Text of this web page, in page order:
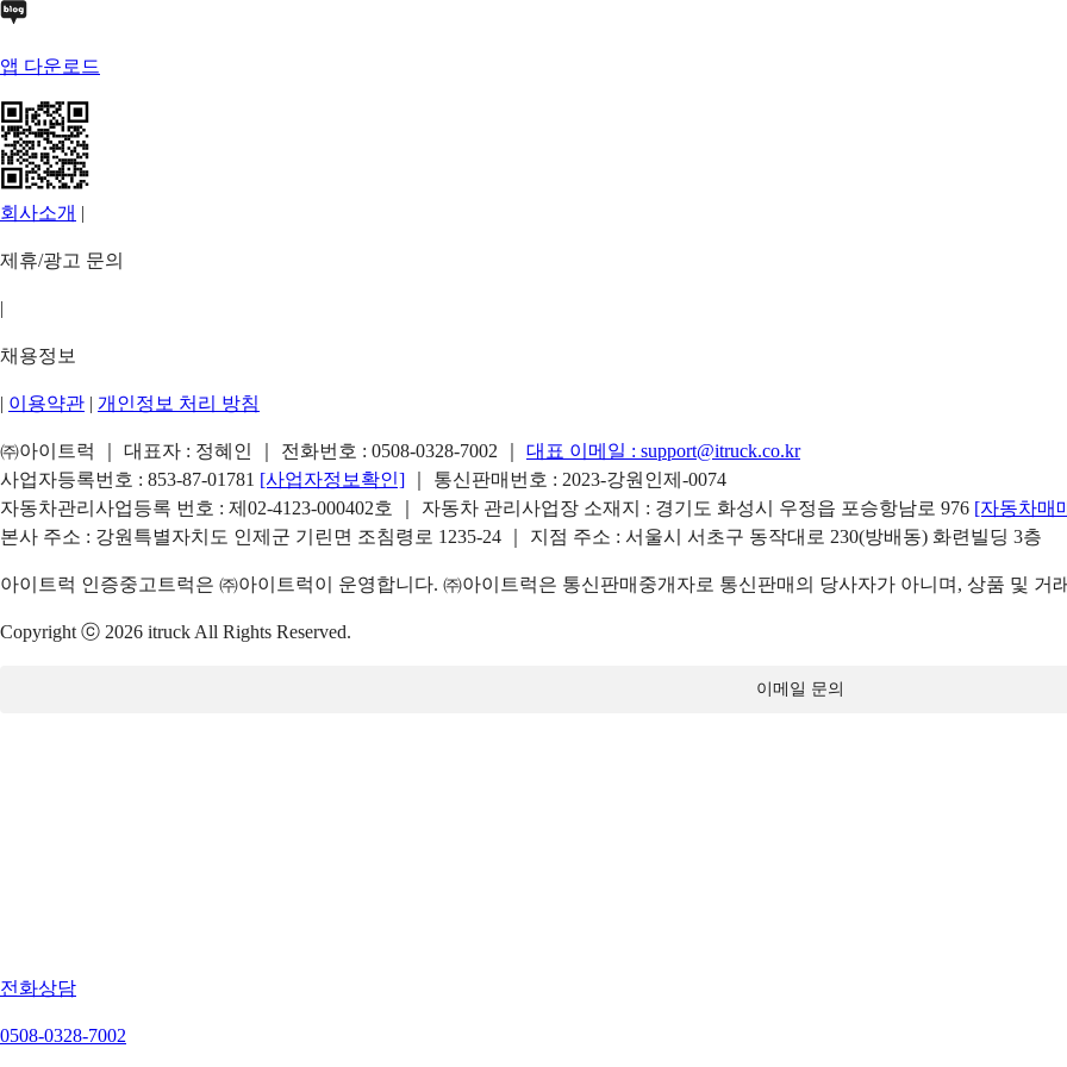
앱 다운로드
회사소개 |
제휴/광고 문의
|
채용정보
| 이용약관 | 개인정보 처리 방침
㈜아이트럭 ｜ 대표자 : 정혜인 ｜ 전화번호 : 0508-0328-7002 대표 이메일 : support@itruck.co.kr
사업자등록번호 : 853-87-01781 [사업자정보확인]
｜ 통신판매번호 : 2023-강원인제-0074
자동차관리사업등록 번호 : 제02-4123-000402호 ｜ 자동차 관리사업장 소재지 : 경기도 화성시 우정읍 포승항남로 976 [자동차매
본사 주소 : 강원특별자치도 인제군 기린면 조침령로 1235-24 ｜ 지점 주소 : 서울시 서초구 동작대로 230(방배동) 화련빌딩 3층
아이트럭 인증중고트럭은 ㈜아이트럭이 운영합니다. ㈜아이트럭은 통신판매중개자로 통신판매의 당사자가 아니며, 상품 및 거
Copyright ⓒ 2026 itruck All Rights Reserved.
이메일 문의
전화상담
0508-0328-7002